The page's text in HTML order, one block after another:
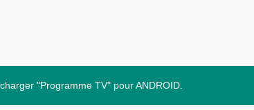
"Programme TV" pour ANDROID.